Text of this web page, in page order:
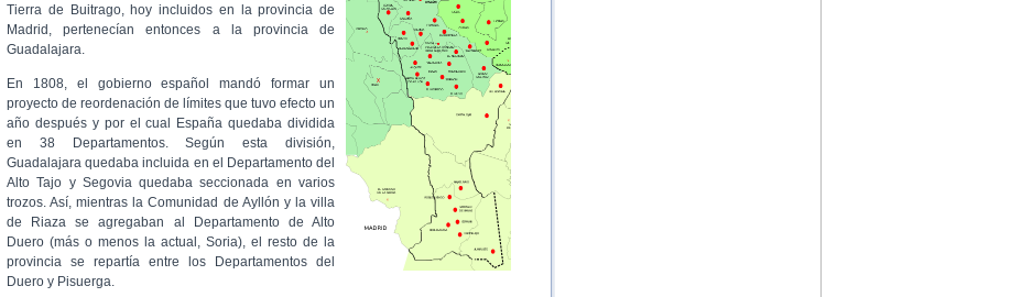
Tierra de Buitrago, hoy incluidos en la provincia de
Madrid, pertenecían entonces a la provincia de
Guadalajara.
En 1808, el gobierno español mandó formar un
proyecto de reordenación de límites que tuvo efecto un
año después y por el cual España quedaba dividida
en 38 Departamentos. Según esta división,
Guadalajara quedaba incluida en el Departamento del
Alto Tajo y Segovia quedaba seccionada en varios
trozos. Así, mientras la Comunidad de Ayllón y la villa
de Riaza se agregaban al Departamento de Alto
Duero (más o menos la actual, Soria), el resto de la
provincia se repartía entre los Departamentos del
Duero y Pisuerga.